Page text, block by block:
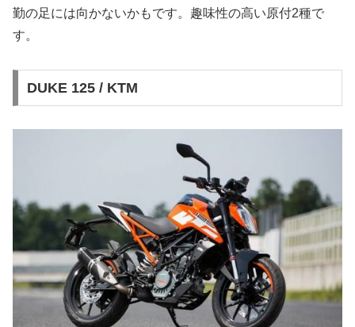
勤の足には向かないかもです。趣味性の高い原付2種で
す。
DUKE 125 / KTM